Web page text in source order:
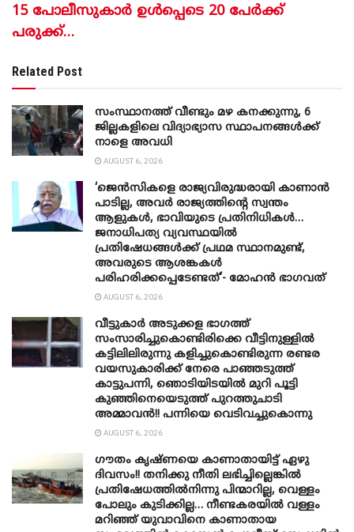
15 പോലീസുകാർ ഉൾപ്പെടെ 20 പേർക്ക്
പരുക്ക്…
Related Post
സംസ്ഥാനത്ത് വീണ്ടും മഴ കനക്കുന്നു, 6
ജില്ലകളിലെ വിദ്യാഭ്യാസ സ്ഥാപനങ്ങൾക്ക്
നാളെ അവധി
AUGUST 6, 2026
‘ജെൻസികളെ രാജ്യവിരുദ്ധരായി കാണാൻ
പാടില്ല, അവർ രാജ്യത്തിന്റെ സ്വന്തം
ആളുകൾ, ഭാവിയുടെ പ്രതിനിധികൾ…
ജനാധിപത്യ വ്യവസ്ഥയിൽ
പ്രതിഷേധങ്ങൾക്ക് പ്രഥമ സ്ഥാനമുണ്ട്,
അവരുടെ ആശങ്കകൾ
പരിഹരിക്കപ്പെടേണ്ടത്’- മോഹൻ ഭാ​ഗവത്
AUGUST 6, 2026
വീട്ടുകാർ അ‌ടുക്കള ഭാ​ഗത്ത്
സംസാരിച്ചുകൊണ്ടിരിക്കെ വീട്ടിനുള്ളിൽ
കട്ടിലിലിരുന്നു കളിച്ചുകൊണ്ടിരുന്ന രണ്ടര
വയസുകാരിക്ക് നേരെ പാഞ്ഞടുത്ത്
കാട്ടുപന്നി, ‍ഞൊടിയി‌ടയിൽ മുറി പൂട്ടി
കുഞ്ഞിനെയെടുത്ത് പുറത്തുചാടി
അമ്മാവൻ!! പന്നിയെ വെടിവച്ചുകൊന്നു
AUGUST 6, 2026
ഗൗതം കൃഷ്ണയെ കാണാതായിട്ട് ഏഴു
ദിവസം!! തനിക്കു നീതി ലഭിച്ചില്ലെങ്കിൽ
പ്രതിഷേധത്തിൽനിന്നു പിന്മാറില്ല, വെള്ളം
പോലും കുടിക്കില്ല… നീണ്ടകരയിൽ വള്ളം
മറിഞ്ഞ് യുവാവിനെ കാണാതായ